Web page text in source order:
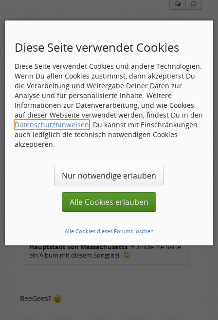
Geschlecht:
Herkunft:
Dortmund
Beiträge:
53896
Dabei seit:
11 / 2006
Gepostet: 29.05.2026 - 15:34 Uhr ·
Hauptstadt von Massachusetts. Humble Pie hatte ein
Album mit diesem Songtitel.
Ehe der Hahn zweimal kräht......
keine Angabe
Hausgeburt (Ausgeburt?)
48861
05 / 2006
Gepostet:29.05.2026 - 16:26 Uhr ·
Hauptstadt von Massachusetts. Humble Pie hatte
ein Album mit diesem Songtitel.
BeeGees?
Diese Seite verwendet Cookies
Diese Seite verwendet Cookies und andere Technologien.
Wenn Du allen Cookies zustimmst, dann akzeptierst Du
die Verarbeitung und Weitergabe Deiner Daten zur
Analyse und für personalisierte Inhalte. Weitere
Informationen zur Datenverarbeitung, und wie Cookies
auf dieser Webseite verwendet werden, findest Du in den
Datenschutzhinweisen . Du kannst mit Einschränkungen
auch lediglich die technisch notwendigen Cookies
akzeptieren.
Nur notwendige erlauben
Alle Cookies erlauben
Alle Cookies dieses Forums löschen